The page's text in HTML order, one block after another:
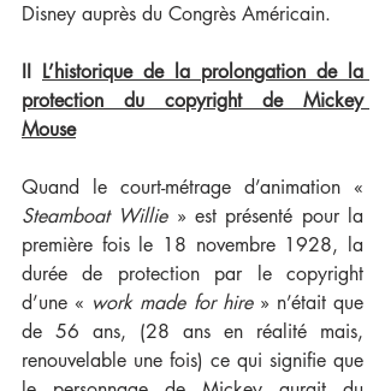
Disney auprès du Congrès Américain.
II L’historique de la prolongation de la
protection du copyright de Mickey
Mouse
Steamboat Willie » est présenté pour la
première fois le 18 novembre 1928, la
durée de protection par le copyright
d’une « work made for hire » n’était que
de 56 ans, (28 ans en réalité mais,
renouvelable une fois) ce qui signifie que